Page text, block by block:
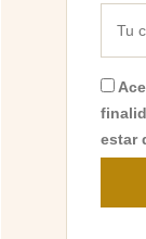
estar